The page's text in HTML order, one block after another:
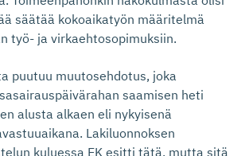
säätää kokoaikatyön määritelmä
työ- ja virkaehtosopimuksiin.
puutuu muutosehdotus, joka
saamisen heti
alusta alkaen eli nykyisenä
Lakiluonnoksen
kuluessa EK esitti tätä, mutta sitä